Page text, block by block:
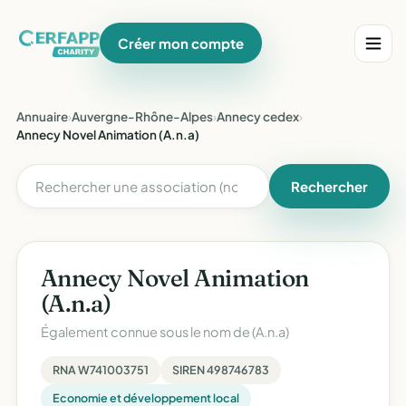
Créer mon compte
Annuaire›Auvergne-Rhône-Alpes›Annecy cedex›
Annecy Novel Animation (A.n.a)
Rechercher
Annecy Novel Animation
(A.n.a)
Également connue sous le nom de(A.n.a)
RNA W741003751
SIREN 498746783
Economie et développement local